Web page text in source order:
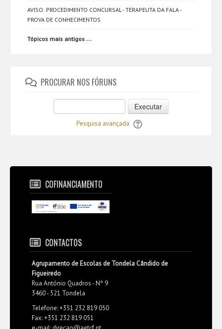
AVISO: PROCEDIMENTO CONCURSAL - TERAPEUTA DA FALA -
PROVA DE CONHECIMENTOS
Tópicos mais antigos ...
PROCURAR NOS FÓRUNS
Executar
Pesquisa avançada
COFINANCIAMENTO
CONTACTOS
Agrupamento de Escolas de Tondela Cândido de
Figueiredo
Rua António Quadros - Nº 9
3460 - 521 Tondela
Telefone: +351 232 819 050
Fax: +351 232 819 051